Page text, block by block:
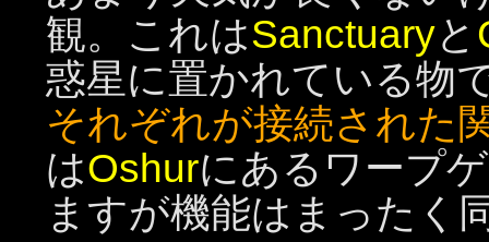
観。これはSanctuaryと
惑星に置かれている物
それぞれが接続された
はOshurにあるワープ
ますが機能はまったく